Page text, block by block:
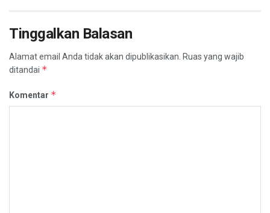
Tinggalkan Balasan
Alamat email Anda tidak akan dipublikasikan. Ruas yang wajib
ditandai *
Komentar *